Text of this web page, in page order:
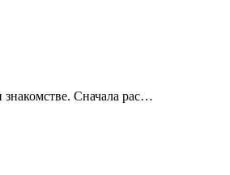
Сначала рас…